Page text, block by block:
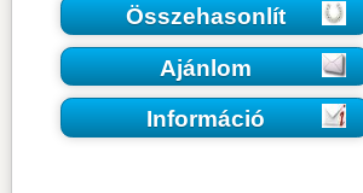
Összehasonlít
Ajánlom
Információ